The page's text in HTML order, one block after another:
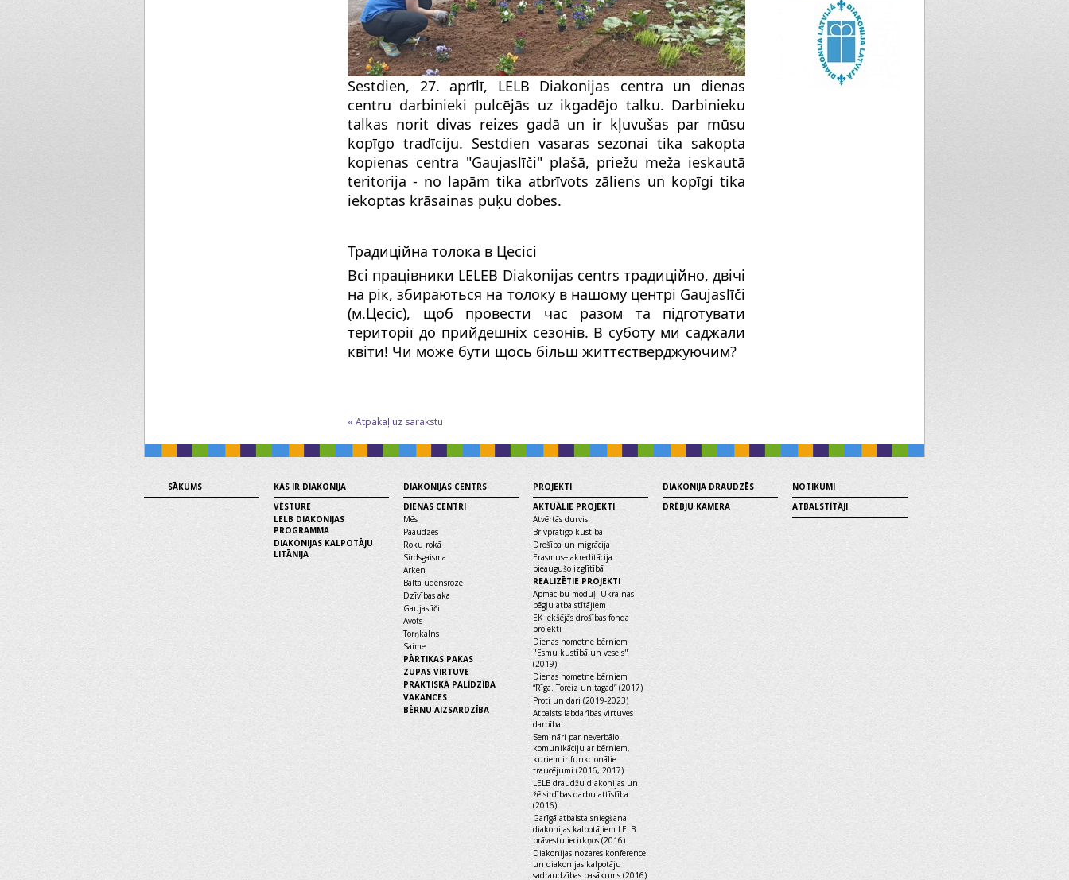
Sestdien, 27. aprīlī, LELB Diakonijas centra un dienas
centru darbinieki pulcējās uz ikgadējo talku. Darbinieku
talkas norit divas reizes gadā un ir kļuvušas par mūsu
kopīgo tradīciju. Sestdien vasaras sezonai tika sakopta
kopienas centra "Gaujaslīči" plašā, priežu meža ieskautā
teritorija - no lapām tika atbrīvots zāliens un kopīgi tika
iekoptas krāsainas puķu dobes.
Традиційна толока в Цесісі
Всі працівники LELEB Diakonijas centrs традиційно, двічі
на рік, збираються на толоку в нашому центрі Gaujaslīči
(м.Цесіс), щоб провести час разом та підготувати
території до прийдешніх сезонів. В суботу ми саджали
квіти! Чи може бути щось більш життєстверджуючим?
« Atpakaļ uz sarakstu
SĀKUMS
KAS IR DIAKONIJA
VĒSTURE
LELB DIAKONIJAS
PROGRAMMA
DIAKONIJAS KALPOTĀJU
LITĀNIJA
DIAKONIJAS CENTRS
DIENAS CENTRI
Mēs
Paaudzes
Roku rokā
Sirdsgaisma
Arken
Baltā ūdensroze
Dzīvības aka
Gaujaslīči
Avots
Torņkalns
Saime
PĀRTIKAS PAKAS
ZUPAS VIRTUVE
PRAKTISKĀ PALĪDZĪBA
VAKANCES
BĒRNU AIZSARDZĪBA
PROJEKTI
AKTUĀLIE PROJEKTI
Atvērtās durvis
Brīvprātīgo kustība
Drošība un migrācija
Erasmus+ akreditācija
pieaugušo izglītībā
REALIZĒTIE PROJEKTI
Apmācību moduļi Ukrainas
bēgļu atbalstītājiem
EK Iekšējās drošības fonda
projekti
Dienas nometne bērniem
"Esmu kustībā un vesels"
(2019)
Dienas nometne bērniem
“Rīga. Toreiz un tagad” (2017)
Proti un dari (2019-2023)
Atbalsts labdarības virtuves
darbībai
Semināri par neverbālo
komunikāciju ar bērniem,
kuriem ir funkcionālie
traucējumi (2016, 2017)
LELB draudžu diakonijas un
žēlsirdības darbu attīstība
(2016)
Garīgā atbalsta sniegšana
diakonijas kalpotājiem LELB
prāvestu iecirkņos (2016)
Diakonijas nozares konference
un diakonijas kalpotāju
sadraudzības pasākums (2016)
DIAKONIJA DRAUDZĒS
DRĒBJU KAMERA
NOTIKUMI
ATBALSTĪTĀJI